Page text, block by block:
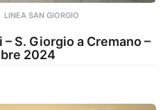
,LINEA SAN GIORGIO
S. Giorgio a Cremano –
2024